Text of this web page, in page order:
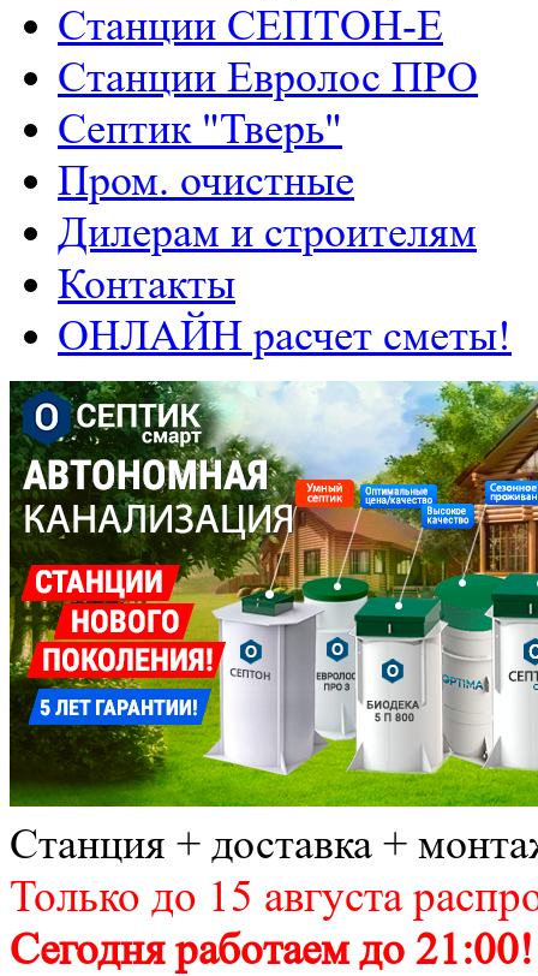
Станции СЕПТОН-Е
Станции Евролос ПРО
Септик "Тверь"
Пром. очистные
Дилерам и строителям
Контакты
ОНЛАЙН расчет сметы!
Станция + доставка +
Только до 15 августа
Сегодня работаем до